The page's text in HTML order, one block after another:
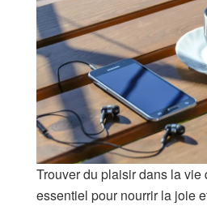
Trouver du plaisir dans la vie
essentiel pour nourrir la joie